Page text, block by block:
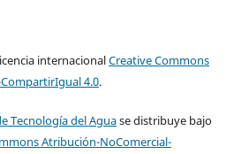
internacionalCreative Commons
4.0.
Tecnología del Aguase distribuye bajo
Atribución-NoComercial-